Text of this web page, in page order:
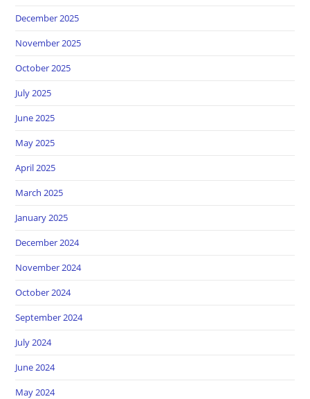
December 2025
November 2025
October 2025
July 2025
June 2025
May 2025
April 2025
March 2025
January 2025
December 2024
November 2024
October 2024
September 2024
July 2024
June 2024
May 2024